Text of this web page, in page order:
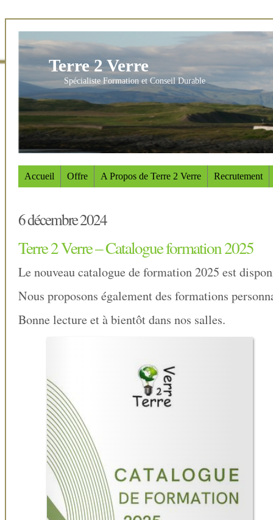
Terre 2 Verre
Spécialiste Formation et Conseil Durable
Accueil Offre A Propos de Terre 2 Verre Recrutement
6 décembre 2024
Terre 2 Verre – Catalogue formation 2025
Le nouveau catalogue de formation 2025 est
Nous proposons également des formations
Bonne lecture et à bientôt dans nos salles.